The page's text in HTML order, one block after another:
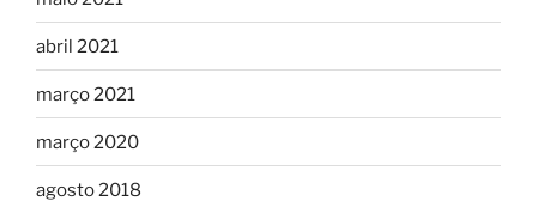
abril 2021
março 2021
março 2020
agosto 2018